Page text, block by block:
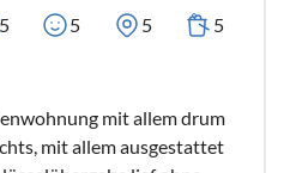
5 5 5 5
mit allem drum
mit allem ausgestattet